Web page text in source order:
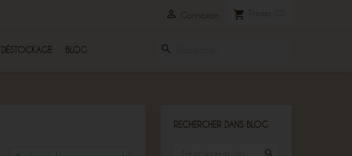
 Connexion shopping_cart Panier (0)
DÉSTOCKAGE BLOG search
RECHERCHER DANS BLOG